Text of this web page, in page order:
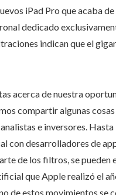
iPad Pro que acaba
dedicado
indican que el
acerca de nuestra
compartir algunas
e inversores.
con desarrolladores de
de los filtros, se
que Apple realizó el
de estos movimientos se